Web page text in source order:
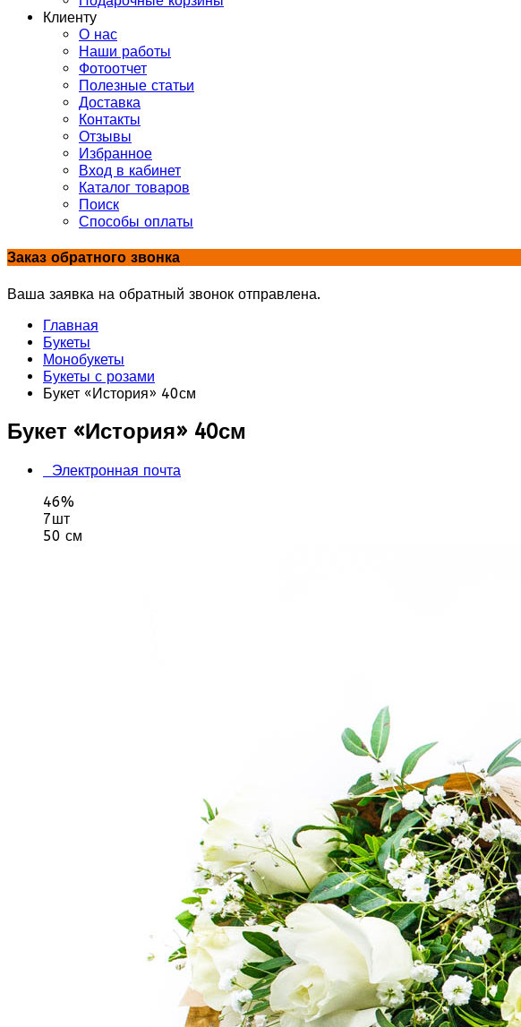
Клиенту
О нас
Наши работы
Фотоотчет
Полезные статьи
Доставка
Контакты
Отзывы
Избранное
Вход в кабинет
Каталог товаров
Поиск
Способы оплаты
Заказ обратного звонка
Ваша заявка на обратный звонок отправлена.
Главная
Букеты
Монобукеты
Букеты с розами
Букет «История» 40см
Букет «История» 40см
Электронная почта
46%
7шт
50 см